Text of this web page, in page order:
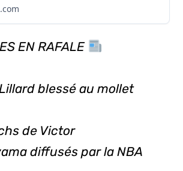
EN RAFALE
blessé au mollet
de Victor
diffusés par la NBA